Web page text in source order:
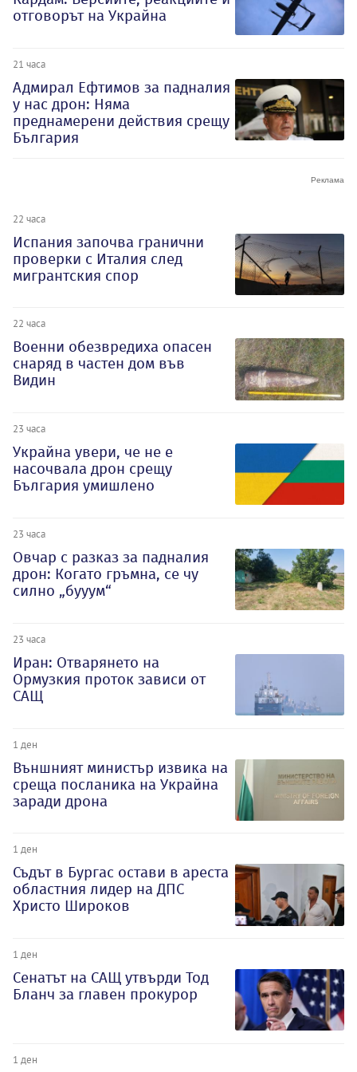
отговорът на Украйна
21 часа
Адмирал Ефтимов за падналия
у нас дрон: Няма
преднамерени действия срещу
България
22 часа
Испания започва гранични
проверки с Италия след
мигрантския спор
22 часа
Военни обезвредиха опасен
снаряд в частен дом във
Видин
23 часа
Украйна увери, че не е
насочвала дрон срещу
България умишлено
23 часа
Овчар с разказ за падналия
дрон: Когато гръмна, се чу
силно „бууум“
23 часа
Иран: Отварянето на
Ормузкия проток зависи от
САЩ
1 ден
Външният министър извика на
среща посланика на Украйна
заради дрона
1 ден
Съдът в Бургас остави в ареста
областния лидер на ДПС
Христо Широков
1 ден
Сенатът на САЩ утвърди Тод
Бланч за главен прокурор
1 ден